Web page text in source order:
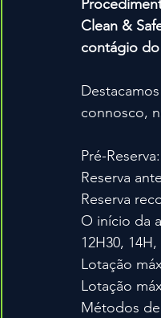
Clean &
contágio do
connosco,
Pré-Reserva:
Reserva
Reserva
O início da
12H30,
Lotação
Lotação
Métodos